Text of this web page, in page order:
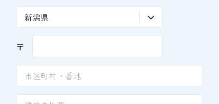
〒